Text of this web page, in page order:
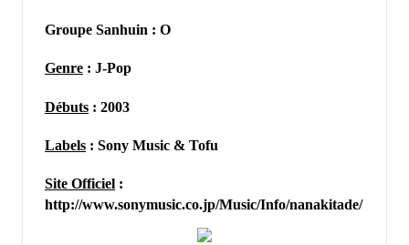
Groupe Sanhuin : O
Genre : J-Pop
Débuts : 2003
Labels : Sony Music & Tofu
Site Officiel :
http://www.sonymusic.co.jp/Music/Info/nanakitade/